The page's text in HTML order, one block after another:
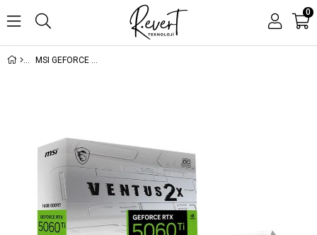
0
MSI GEFORCE RTX5060TI 16G VENTUS 2X OC WHITE PLUS 16GB GDDR7 128BIT 3XDP 1XHDMI EKRAN KARTI